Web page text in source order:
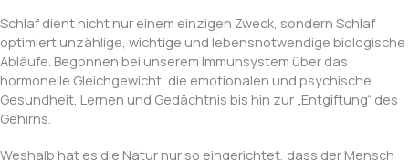
Schlaf dient nicht nur einem einzigen Zweck, sondern Schlaf
optimiert unzählige, wichtige und lebensnotwendige biologische
Abläufe. Begonnen bei unserem Immunsystem über das
hormonelle Gleichgewicht, die emotionalen und psychische
Gesundheit, Lernen und Gedächtnis bis hin zur „Entgiftung“ des
Gehirns.
Weshalb hat es die Natur nur so eingerichtet, dass der Mensch